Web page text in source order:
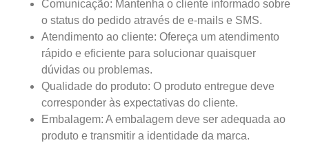
Comunicação: Mantenha o cliente informado sobre
o status do pedido através de e-mails e SMS.
Atendimento ao cliente: Ofereça um atendimento
rápido e eficiente para solucionar quaisquer
dúvidas ou problemas.
Qualidade do produto: O produto entregue deve
corresponder às expectativas do cliente.
Embalagem: A embalagem deve ser adequada ao
produto e transmitir a identidade da marca.